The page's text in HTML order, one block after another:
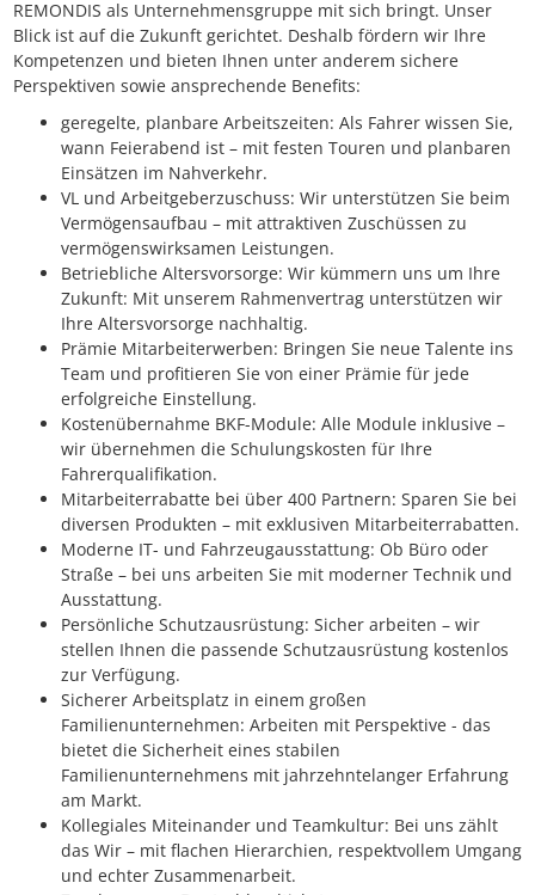
REMONDIS als Unternehmensgruppe mit sich bringt. Unser
Blick ist auf die Zukunft gerichtet. Deshalb fördern wir Ihre
Kompetenzen und bieten Ihnen unter anderem sichere
Perspektiven sowie ansprechende Benefits:
geregelte, planbare Arbeitszeiten: Als Fahrer wissen Sie,
wann Feierabend ist – mit festen Touren und planbaren
Einsätzen im Nahverkehr.
VL und Arbeitgeberzuschuss: Wir unterstützen Sie beim
Vermögensaufbau – mit attraktiven Zuschüssen zu
vermögenswirksamen Leistungen.
Betriebliche Altersvorsorge: Wir kümmern uns um Ihre
Zukunft: Mit unserem Rahmenvertrag unterstützen wir
Ihre Altersvorsorge nachhaltig.
Prämie Mitarbeiterwerben: Bringen Sie neue Talente ins
Team und profitieren Sie von einer Prämie für jede
erfolgreiche Einstellung.
Kostenübernahme BKF-Module: Alle Module inklusive –
wir übernehmen die Schulungskosten für Ihre
Fahrerqualifikation.
Mitarbeiterrabatte bei über 400 Partnern: Sparen Sie bei
diversen Produkten – mit exklusiven Mitarbeiterrabatten.
Moderne IT- und Fahrzeugausstattung: Ob Büro oder
Straße – bei uns arbeiten Sie mit moderner Technik und
Ausstattung.
Persönliche Schutzausrüstung: Sicher arbeiten – wir
stellen Ihnen die passende Schutzausrüstung kostenlos
zur Verfügung.
Sicherer Arbeitsplatz in einem großen
Familienunternehmen: Arbeiten mit Perspektive - das
bietet die Sicherheit eines stabilen
Familienunternehmens mit jahrzehntelanger Erfahrung
am Markt.
Kollegiales Miteinander und Teamkultur: Bei uns zählt
das Wir – mit flachen Hierarchien, respektvollem Umgang
und echter Zusammenarbeit.